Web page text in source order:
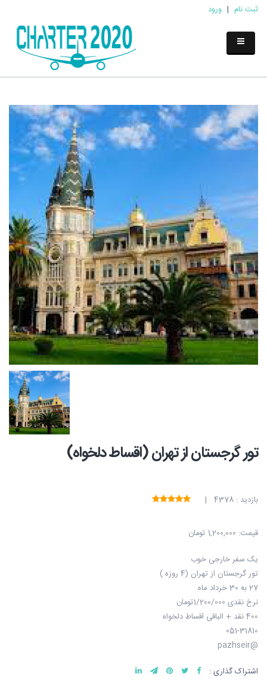
ثبت نام | ورود
تور گرجستان از تهران (اقساط دلخواه)
بازدید : 4378 |
قیمت: 1,200,000 تومان
یک سفر خارجی خوب
تور گرجستان از تهران (4 روزه )
27 به 30 خرداد ماه
نرخ نقدی 1/200/000تومان
400 نقد + الباقی اقساط دلخواه
051-31810
@pazhseir
اشتراک گذاری :